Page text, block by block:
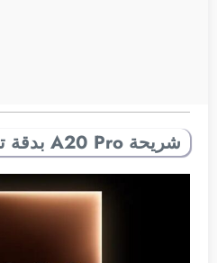
شريحة A20 Pro بدقة تصنيع 2 نانومتر